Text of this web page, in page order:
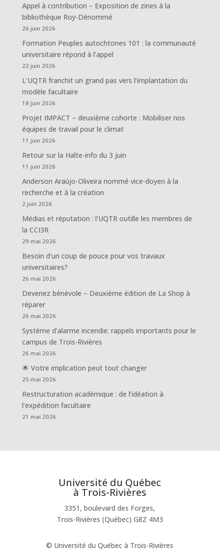
Appel à contribution – Exposition de zines à la
bibliothèque Roy-Dénommé
26 juin 2026
Formation Peuples autochtones 101 : la communauté
universitaire répond à l’appel
22 juin 2026
L’UQTR franchit un grand pas vers l’implantation du
modèle facultaire
18 juin 2026
Projet IMPACT – deuxième cohorte : Mobiliser nos
équipes de travail pour le climat
11 juin 2026
Retour sur la Halte-info du 3 juin
11 juin 2026
Anderson Araújo-Oliveira nommé vice-doyen à la
recherche et à la création
2 juin 2026
Médias et réputation : l’UQTR outille les membres de
la CCI3R
29 mai 2026
Besoin d’un coup de pouce pour vos travaux
universitaires?
26 mai 2026
Devenez bénévole – Deuxième édition de La Shop à
réparer
26 mai 2026
Système d’alarme incendie: rappels importants pour le
campus de Trois-Rivières
26 mai 2026
🌟 Votre implication peut tout changer
25 mai 2026
Restructuration académique : de l’idéation à
l’expédition facultaire
21 mai 2026
Université du Québec
à Trois-Rivières
3351, boulevard des Forges,
Trois-Rivières (Québec) G8Z 4M3
© Université du Québec à Trois-Rivières